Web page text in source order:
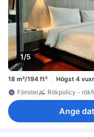
1/5
18 m²/194 ft² Högst 4
Fönster
Rökpolicy -
Ange